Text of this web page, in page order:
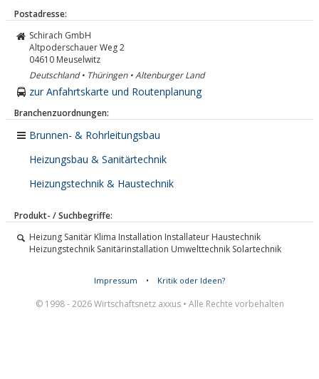
Postadresse:
Schirach GmbH
Altpoderschauer Weg 2
04610 Meuselwitz
Deutschland • Thüringen • Altenburger Land
zur Anfahrtskarte und Routenplanung
Branchenzuordnungen:
Brunnen- & Rohrleitungsbau
Heizungsbau & Sanitärtechnik
Heizungstechnik & Haustechnik
Produkt- / Suchbegriffe:
Heizung Sanitär Klima Installation Installateur Haustechnik
Heizungstechnik Sanitärinstallation Umwelttechnik Solartechnik
Impressum • Kritik oder Ideen?
© 1998 - 2026 Wirtschaftsnetz axxus • Alle Rechte vorbehalten